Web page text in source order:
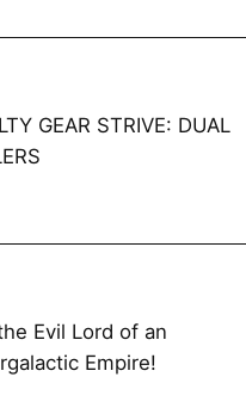
GEAR STRIVE: DUAL
Evil Lord of an
Empire!